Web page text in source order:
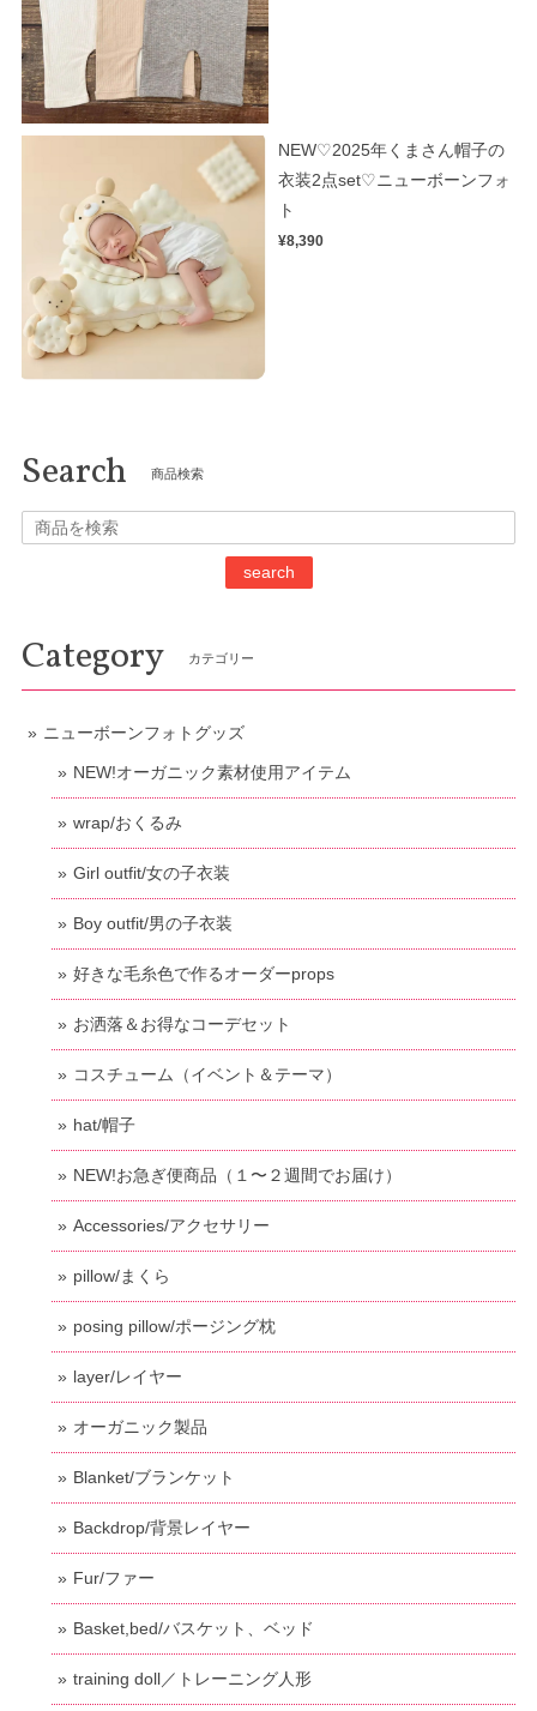
NEW♡2025年くまさん帽子の
衣装2点set♡ニューボーンフォ
ト
¥8,390
Search 商品検索
search
Category カテゴリー
ニューボーンフォトグッズ
NEW!オーガニック素材使用アイテム
wrap/おくるみ
Girl outfit/女の子衣装
Boy outfit/男の子衣装
好きな毛糸色で作るオーダーprops
お洒落＆お得なコーデセット
コスチューム（イベント＆テーマ）
hat/帽子
NEW!お急ぎ便商品（１〜２週間でお届け）
Accessories/アクセサリー
pillow/まくら
posing pillow/ポージング枕
layer/レイヤー
オーガニック製品
Blanket/ブランケット
Backdrop/背景レイヤー
Fur/ファー
Basket,bed/バスケット、ベッド
training doll／トレーニング人形